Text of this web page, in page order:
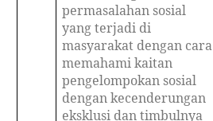
permasalahan sosial
yang terjadi di
masyarakat dengan cara
memahami kaitan
pengelompokan sosial
dengan kecenderungan
eksklusi dan timbulnya